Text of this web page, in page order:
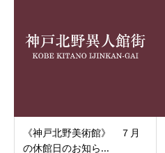
《神戸北野美術館》 ７月
の休館日のお知ら...